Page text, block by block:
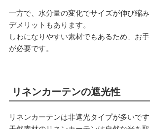
一方で、水分量の変化でサイズが伸び縮
デメリットもあります。
しわになりやすい素材でもあるため、お
が必要です。
リネンカーテンの遮光性
リネンカーテンは非遮光タイプが多いです